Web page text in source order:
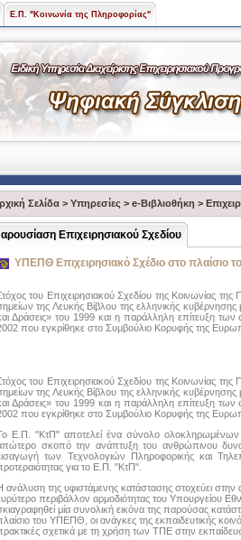
Ε.Π. "Κοινωνία της Πληροφορίας"
Σελίδα > Υπηρεσίες > e-Βιβλιοθήκη >
Επιχειρησιακού Σχεδίου
ΥΠΕΠΘ Επιχειρησιακό Σχέδιο στο πλαίσιο
του Επιχειρησιακού Σχεδίου της Κοινωνίας
της Λευκής Βίβλου της ελληνικής
Δράσεις» του 1999 και η παράλληλη επίτευξη
που εγκρίθηκε στο Συμβούλιο Κορυφής της
του Επιχειρησιακού Σχεδίου της Κοινωνίας
της Λευκής Βίβλου της ελληνικής
Δράσεις» του 1999 και η παράλληλη επίτευξη
που εγκρίθηκε στο Συμβούλιο Κορυφής της
Ε.Π. "ΚτΠ" αποτελεί ένα σύνολο ολοκληρωμένων
σκοπό την ανάπτυξη του ανθρώπινου
των Τεχνολογιών Πληροφορικής και
για το Ε.Π. "ΚτΠ".
ανάλυση της υφιστάμενης κατάστασης στοχεύει
περιβάλλον αρμοδιότητας του Υπουργείου
μία συνολική εικόνα της παρούσας
του ΥΠΕΠΘ, οι ανάγκες της εκπαιδευτικής
σχετικά με τη χρήση των ΤΠΕ στην